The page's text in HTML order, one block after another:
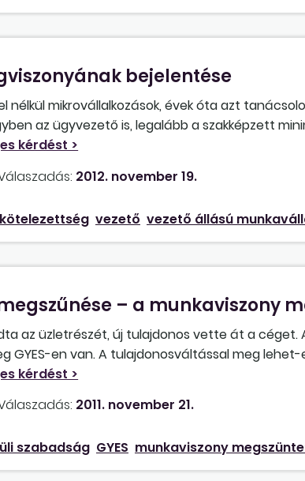
bejelentése
nélkül mikrovállalkozások, évek óta azt
az ügyvezető is, legalább a szakképzett
(FEOR 1411) Számviteli és pénzügyi szervezet
szeretném, hogy jó gyakorlatot követünk-e?
jövedelemszerző tevékenységet, vagy külön
2012. november 19.
vezető vezető állású
– a munkaviszony
az üzletrészét, új tulajdonos vette át a céget.
GYES-en van. A tulajdonosváltással meg
igen, milyen módon?
2011. november 21.
szabadság GYES munkaviszony